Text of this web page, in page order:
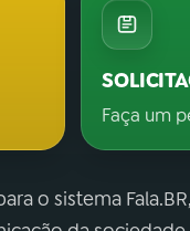
Faça um
o sistema